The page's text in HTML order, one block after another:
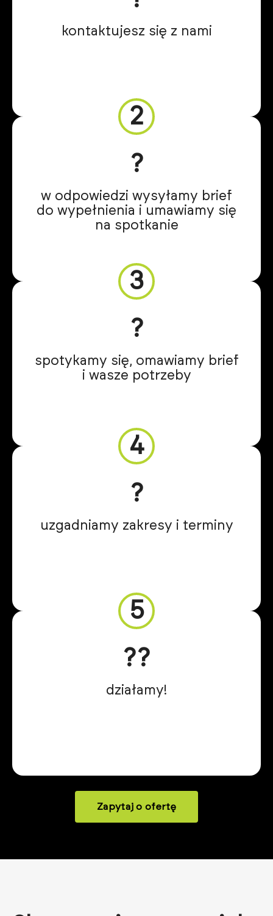
kontaktujesz się z nami
2
?️
w odpowiedzi wysyłamy brief
do wypełnienia i umawiamy się
na spotkanie
3
?
spotykamy się, omawiamy brief
i wasze potrzeby
4
?️
uzgadniamy zakresy i terminy
5
?‍?
działamy!
Zapytaj o ofertę